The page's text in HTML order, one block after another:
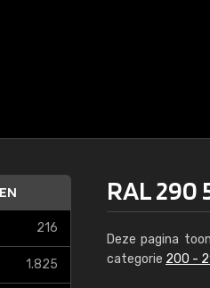
216
1.825
RAL 290
Deze pagina
categorie 200 -